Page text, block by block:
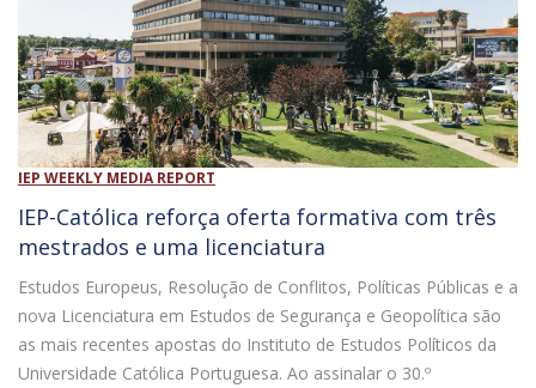
IEP WEEKLY MEDIA REPORT
IEP-Católica reforça oferta formativa com três
mestrados e uma licenciatura
Estudos Europeus, Resolução de Conflitos, Políticas Públicas e a
nova Licenciatura em Estudos de Segurança e Geopolítica são
as mais recentes apostas do Instituto de Estudos Políticos da
Universidade Católica Portuguesa. Ao assinalar o 30.º